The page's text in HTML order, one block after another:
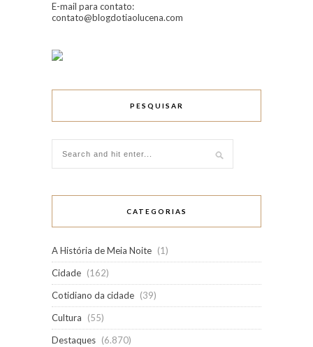
E-mail para contato:
contato@blogdotiaolucena.com
PESQUISAR
CATEGORIAS
A História de Meia Noite (1)
Cidade (162)
Cotidiano da cidade (39)
Cultura
(55)
Destaques (6.870)